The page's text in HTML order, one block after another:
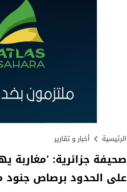
الرئيسية أخبار و تقارير
صحيفة جزائرية: ‘مغاربة
على الحدود برصاص جنود